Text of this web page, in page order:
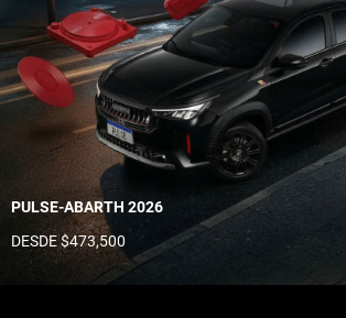
PULSE-ABARTH 2026
DESDE $473,500